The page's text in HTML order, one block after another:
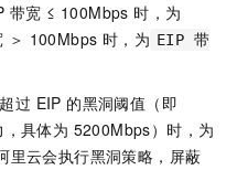
带宽 ≤ 100Mbps 时，为
＞ 100Mbps 时，为 EIP 带
过 EIP 的黑洞阈值（即
具体为 5200Mbps）时，为
里云会执行黑洞策略，屏蔽